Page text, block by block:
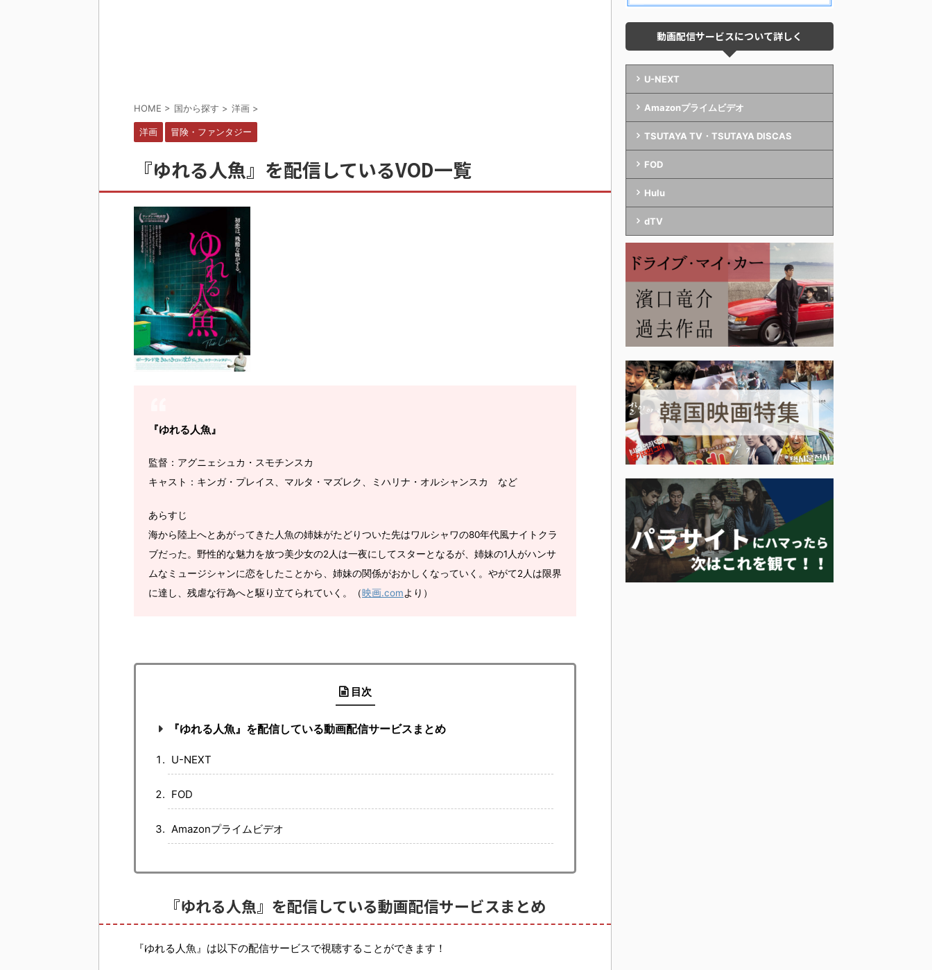
HOME > 国から探す > 洋画 >
洋画 冒険・ファンタジー
『ゆれる人魚』を配信しているVOD一覧
『ゆれる人魚』
監督：アグニェシュカ・スモチンスカ
キャスト：キンガ・プレイス、マルタ・マズレク、ミハリナ・オルシャンスカ
など
あらすじ
海から陸上へとあがってきた人魚の姉妹がたどりついた先はワルシャワの80年代風ナイトクラ
ブだった。野性的な魅力を放つ美少女の2人は一夜にしてスターとなるが、姉妹の1人がハンサ
ムなミュージシャンに恋をしたことから、姉妹の関係がおかしくなっていく。やがて2人は限界
に達し、残虐な行為へと駆り立てられていく。（映画.comより）
目次
『ゆれる人魚』を配信している動画配信サービスまとめ
U-NEXT
FOD
Amazonプライムビデオ
『ゆれる人魚』を配信している動画配信サービスまとめ
『ゆれる人魚』は以下の配信サービスで視聴することができます！
動画配信サービスについて詳しく
U-NEXT
Amazonプライムビデオ
TSUTAYA TV・TSUTAYA DISCAS
FOD
Hulu
dTV